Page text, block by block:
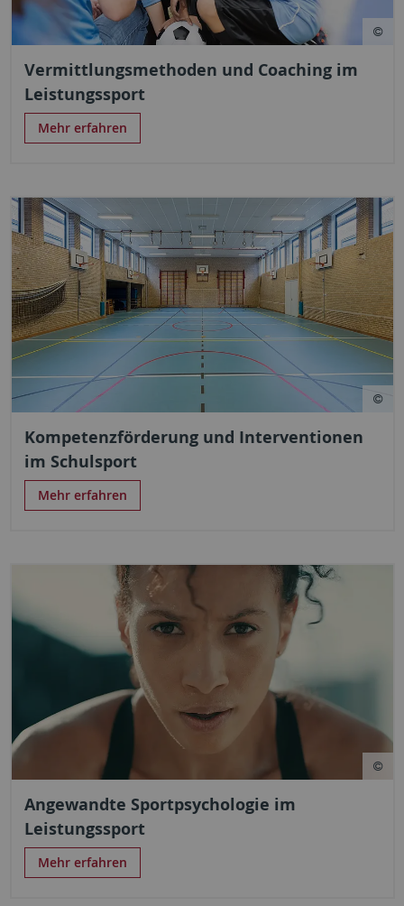
Vermittlungsmethoden und Coaching im
Leistungssport
Mehr erfahren
Kompetenzförderung und Interventionen
im Schulsport
Mehr erfahren
Angewandte Sportpsychologie im
Leistungssport
Mehr erfahren